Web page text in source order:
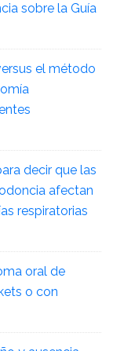
sobre la Guía
el método
decir que las
afectan
respiratorias
oral de
o con